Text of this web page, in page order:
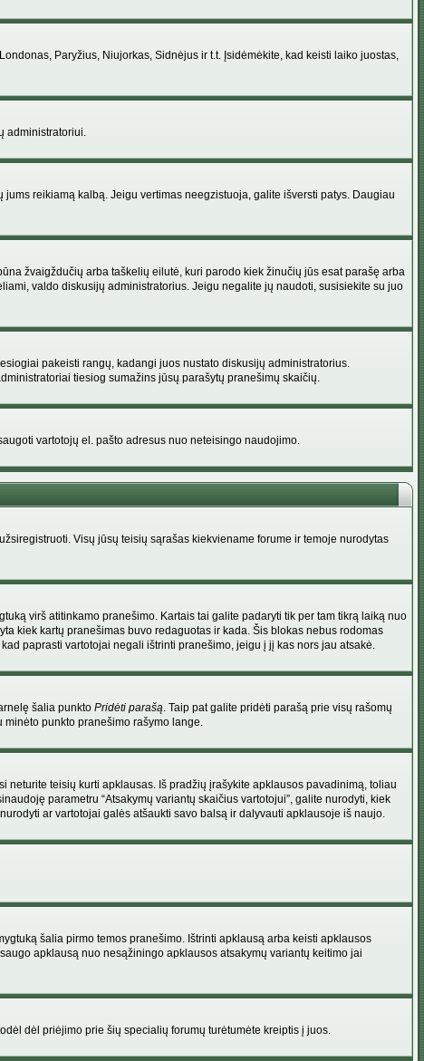
Paryžius, Niujorkas, Sidnėjus ir t.t. Įsidėmėkite, kad keisti laiko juostas,
administratoriui.
reikiamą kalbą. Jeigu vertimas neegzistuoja, galite išversti patys. Daugiau
žvaigždučių arba taškelių eilutė, kuri parodo kiek žinučių jūs esat parašę arba
valdo diskusijų administratorius. Jeigu negalite jų naudoti, susisiekite su juo
pakeisti rangų, kadangi juos nustato diskusijų administratorius.
tiesiog sumažins jūsų parašytų pranešimų skaičių.
vartotojų el. pašto adresus nuo neteisingo naudojimo.
Visų jūsų teisių sąrašas kiekviename forume ir temoje nurodytas
virš atitinkamo pranešimo. Kartais tai galite padaryti tik per tam tikrą laiką nuo
kiek kartų pranešimas buvo redaguotas ir kada. Šis blokas nebus rodomas
paprasti vartotojai negali ištrinti pranešimo, jeigu į jį kas nors jau atsakė.
šalia punkto Pridėti parašą. Taip pat galite pridėti parašą prie visų rašomų
punkto pranešimo rašymo lange.
neturite teisių kurti apklausas. Iš pradžių įrašykite apklausos pavadinimą, toliau
parametru “Atsakymų variantų skaičius vartotojui”, galite nurodyti, kiek
ar vartotojai galės atšaukti savo balsą ir dalyvauti apklausoje iš naujo.
šalia pirmo temos pranešimo. Ištrinti apklausą arba keisti apklausos
apklausą nuo nesąžiningo apklausos atsakymų variantų keitimo jai
dėl priėjimo prie šių specialių forumų turėtumėte kreiptis į juos.